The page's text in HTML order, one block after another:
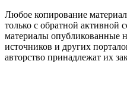
Любое копирование
только с обратной активной
материалы опубликованные
источников и других
авторство принадлежат их